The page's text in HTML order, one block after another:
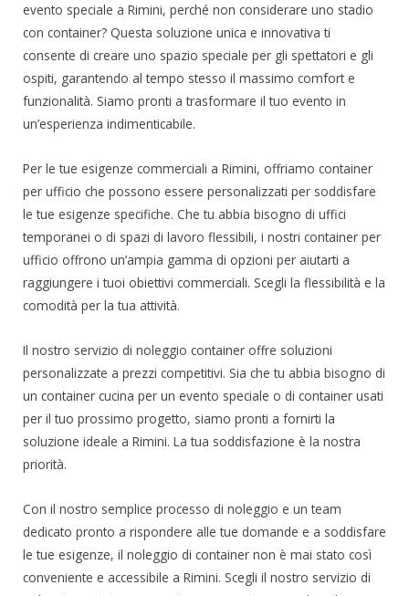
evento speciale a Rimini, perché non considerare uno stadio
con container? Questa soluzione unica e innovativa ti
consente di creare uno spazio speciale per gli spettatori e gli
ospiti, garantendo al tempo stesso il massimo comfort e
funzionalità. Siamo pronti a trasformare il tuo evento in
un’esperienza indimenticabile.
Per le tue esigenze commerciali a Rimini, offriamo container
per ufficio che possono essere personalizzati per soddisfare
le tue esigenze specifiche. Che tu abbia bisogno di uffici
temporanei o di spazi di lavoro flessibili, i nostri container per
ufficio offrono un’ampia gamma di opzioni per aiutarti a
raggiungere i tuoi obiettivi commerciali. Scegli la flessibilità e la
comodità per la tua attività.
Il nostro servizio di noleggio container offre soluzioni
personalizzate a prezzi competitivi. Sia che tu abbia bisogno di
un container cucina per un evento speciale o di container usati
per il tuo prossimo progetto, siamo pronti a fornirti la
soluzione ideale a Rimini. La tua soddisfazione è la nostra
priorità.
Con il nostro semplice processo di noleggio e un team
dedicato pronto a rispondere alle tue domande e a soddisfare
le tue esigenze, il noleggio di container non è mai stato così
conveniente e accessibile a Rimini. Scegli il nostro servizio di